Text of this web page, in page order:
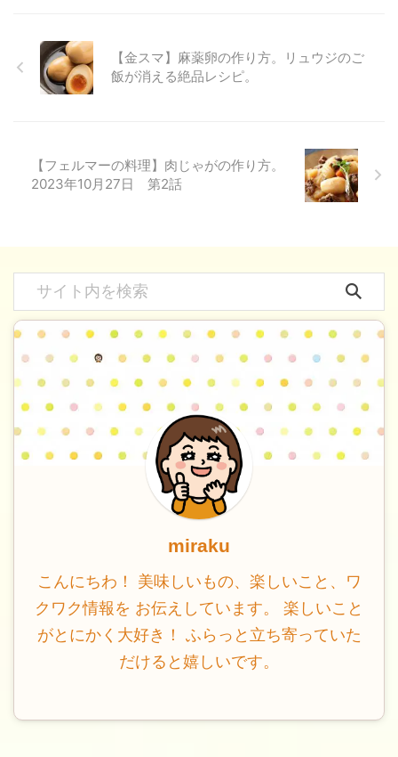
【金スマ】麻薬卵の作り方。リュウジのご
飯が消える絶品レシピ。
【フェルマーの料理】肉じゃがの作り方。
2023年10月27日 第2話
miraku
こんにちわ！ 美味しいもの、楽しいこと、ワ
クワク情報を お伝えしています。 楽しいこと
がとにかく大好き！ ふらっと立ち寄っていた
だけると嬉しいです。